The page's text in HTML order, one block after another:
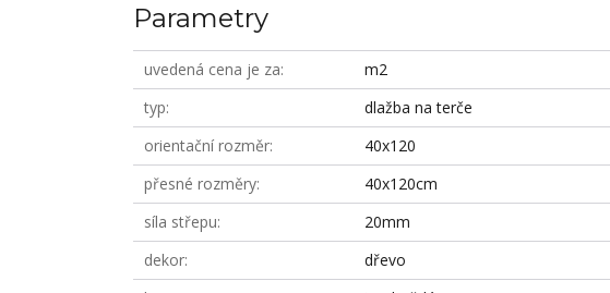
Parametry
uvedená cena je za
m2
typ
dlažba na terče
orientační rozměr
40x120
přesné rozměry
40x120cm
síla střepu
20mm
dekor
dřevo